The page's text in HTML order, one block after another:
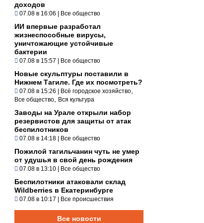
доходов
07.08 в 16:06 | Все общество
ИИ впервые разработал
жизнеспособные вирусы,
уничтожающие устойчивые
бактерии
07.08 в 15:57 | Все общество
Новые скульптуры поставили в
Нижнем Тагиле. Где их посмотреть?
07.08 в 15:26 | Всё городское хозяйство
Все общество Вся культура
Заводы на Урале открыли набор
резервистов для защиты от атак
беспилотников
07.08 в 14:18 | Все общество
Пожилой тагильчанин чуть не умер
от удушья в свой день рождения
07.08 в 13:10 | Все общество
Беспилотники атаковали склад
Wildberries в Екатеринбурге
07.08 в 10:17 | Все происшествия
Все новости